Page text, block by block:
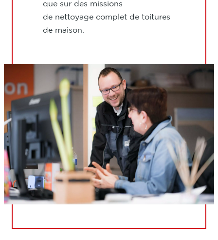
que sur des missions
de nettoyage complet de toitures
de maison.